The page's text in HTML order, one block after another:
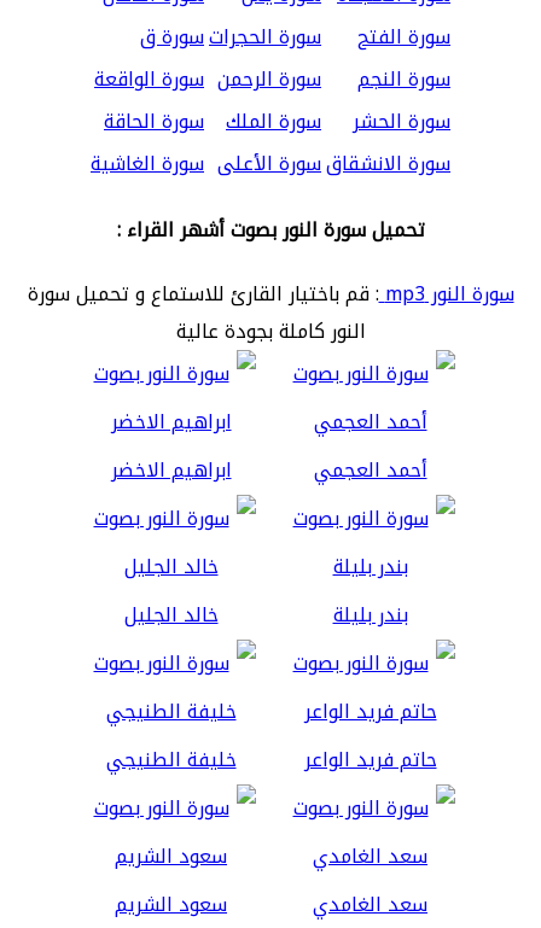
سورة الفتح
سورة الحجراتسورة ق
سورة النجم
سورة الرحمن سورة الواقعة
سورة الحشر
سورة الملك سورة الحاقة
سورة الانشقاقسورة الأعلى سورة الغاشية
تحميل سورة النور بصوت أشهر القراء :
سورة النور mp3
: قم باختيار القارئ للاستماع و تحميل سورة
النور كاملة بجودة عالية
أحمد العجمي ابراهيم الاخضر
بندر بليلة خالد الجليل
حاتم فريد الواعر خليفة الطنيجي
سعد الغامدي سعود الشريم